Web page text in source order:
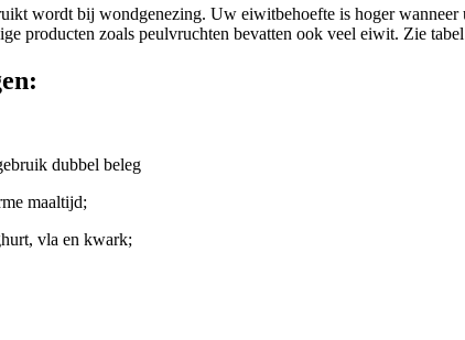
wordt bij wondgenezing. Uw eiwitbehoefte is hoger
producten zoals peulvruchten bevatten ook veel eiwit. Zie
dubbel beleg
maaltijd;
vla en kwark;